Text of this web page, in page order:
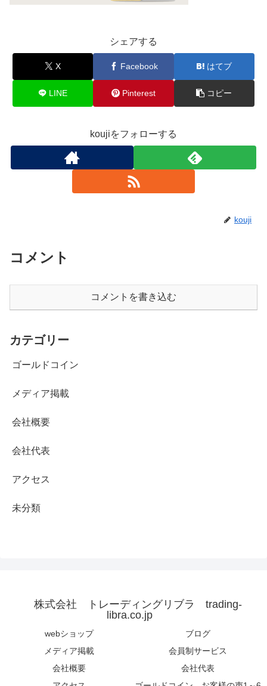
シェアする
X Facebook はてブ
LINE Pinterest コピー
koujiをフォローする
kouji
コメント
コメントを書き込む
カテゴリー
ゴールドコイン
メディア掲載
会社概要
会社代表
アクセス
未分類
株式会社 トレーディングリブラ trading-
libra.co.jp
webショップ
ブログ
メディア掲載
会員制サービス
会社概要
会社代表